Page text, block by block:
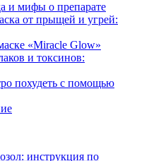
и мифы о препарате
от прыщей и угрей:
«Miracle Glow»
и токсинов:
похудеть с помощью